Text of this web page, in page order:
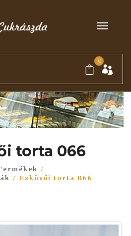
0
torta 066
Esküvői torta 066